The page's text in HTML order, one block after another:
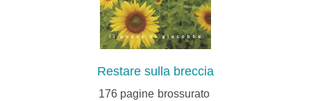
Restare sulla breccia
176pagine brossurato